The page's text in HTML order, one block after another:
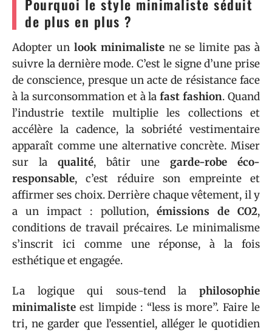
Pourquoi le style minimaliste séduit
de plus en plus ?
Adopter un look minimalistene se limite pas à
suivre la dernière mode. C’est le signe d’une prise
de conscience, presque un acte de résistance face
à la surconsommation et à lafast fashion. Quand
l’industrie textile multiplie les collections et
accélère la cadence, la sobriété vestimentaire
apparaît comme une alternative concrète. Miser
sur la qualité, bâtir une garde-robe éco-
responsable, c’est réduire son empreinte et
affirmer ses choix. Derrière chaque vêtement, il y
a un impact : pollution, émissions de CO2,
conditions de travail précaires. Le minimalisme
s’inscrit ici comme une réponse, à la fois
esthétique et engagée.
La logique qui sous-tend la philosophie
minimaliste est limpide : “less is more”. Faire le
tri, ne garder que l’essentiel, alléger le quotidien